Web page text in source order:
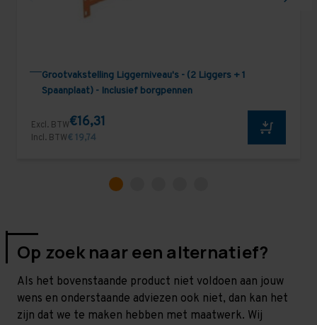
Grootvakstelling Liggerniveau's - (2 Liggers + 1
Spaanplaat) - Inclusief borgpennen
Excl. BTW€16,31
Incl. BTW€ 19,74
Op zoek naar een alternatief?
Als het bovenstaande product niet voldoen aan jouw
wens en onderstaande adviezen ook niet, dan kan het
zijn dat we te maken hebben met maatwerk. Wij